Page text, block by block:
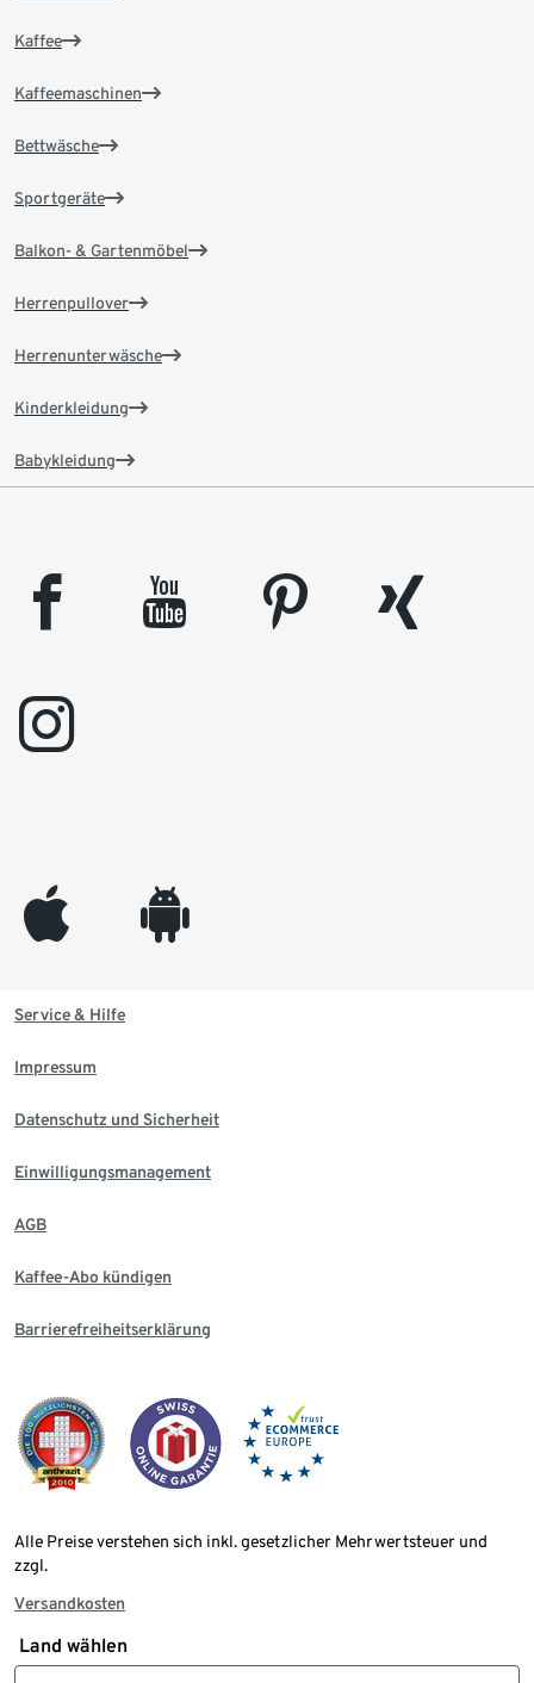
Kaffee
Kaffeemaschinen
Bettwäsche
Sportgeräte
Balkon- & Gartenmöbel
Herrenpullover
Herrenunterwäsche
Kinderkleidung
Babykleidung
facebook youtube pinterest
xing
instagram
appleinc android
Service & Hilfe
Impressum
Datenschutz und Sicherheit
Einwilligungsmanagement
AGB
Kaffee-Abo kündigen
Barrierefreiheitserklärung
Alle Preise verstehen sich inkl. gesetzlicher Mehrwertsteuer und
zzgl.
Versandkosten
Land wählen